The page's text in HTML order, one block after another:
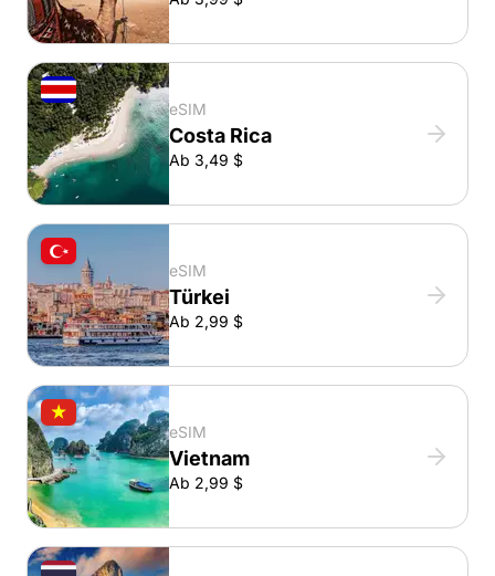
eSIM
Costa Rica
Ab 3,49 $
eSIM
Türkei
Ab 2,99 $
eSIM
Vietnam
Ab 2,99 $